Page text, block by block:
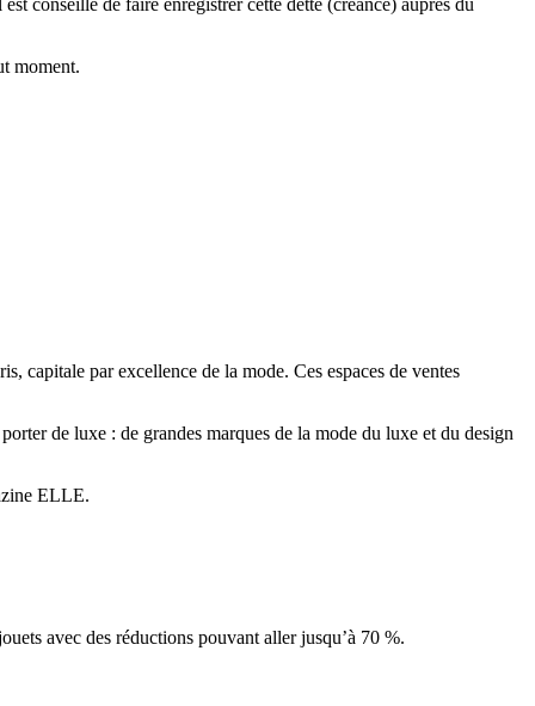
moment.
capitale par excellence de la mode. Ces espaces de ventes
de luxe : de grandes marques de la mode du luxe et du design
ELLE.
avec des réductions pouvant aller jusqu’à 70 %.